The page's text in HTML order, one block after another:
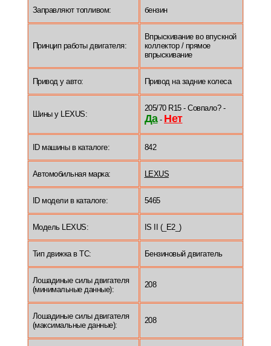
Заправляют топливом: бензин
Принцип работы двигателя:
Впрыскивание во впускной
коллектор / прямое
впрыскивание
Привод у авто: Привод на задние колеса
Шины у LEXUS:
205/70 R15 - Совпало? -
Да- Нет
ID машины в каталоге: 842
Автомобильная марка: LEXUS
ID модели в каталоге: 5465
Модель LEXUS: IS II (_E2_)
Тип движка в ТС: Бензиновый двигатель
Лошадиные силы двигателя
(минимальные данные):
208
Лошадиные силы двигателя
(максимальные данные):
208